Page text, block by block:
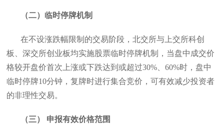
（二）临时停牌机制
在不设涨跌幅限制的交易阶段，北交所与上交所科创
板、深交所创业板均实施股票临时停牌机制，当盘中成交价
格较开盘价首次上涨或下跌达到或超过30%、60%时，盘中
临时停牌10分钟，复牌时进行集合竞价，可有效减少投资者
的非理性交易。
（三） 申报有效价格范围